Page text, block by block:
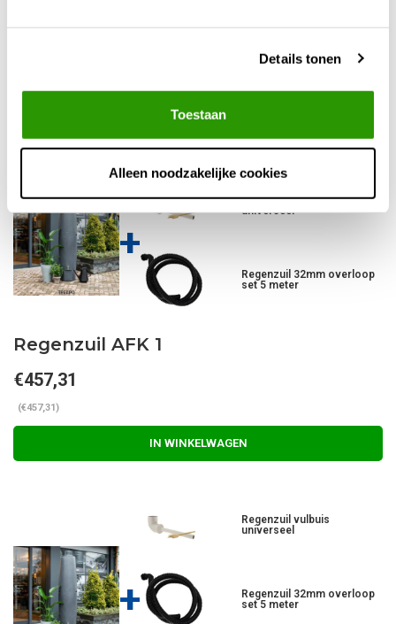
Details tonen
Toestaan
Alleen noodzakelijke cookies
Door onze vakmensen
samengesteld:
+
Regenzuil vulbuis
universeel
Regenzuil 32mm overloop
set 5 meter
Regenzuil AFK 1
€457,31
(€457,31)
IN WINKELWAGEN
+
Regenzuil vulbuis
universeel
Regenzuil 32mm overloop
set 5 meter